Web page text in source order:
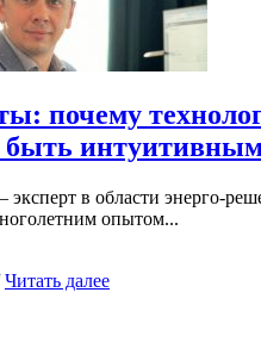
почему
быть
в области энерго-
опытом...
Читать далее